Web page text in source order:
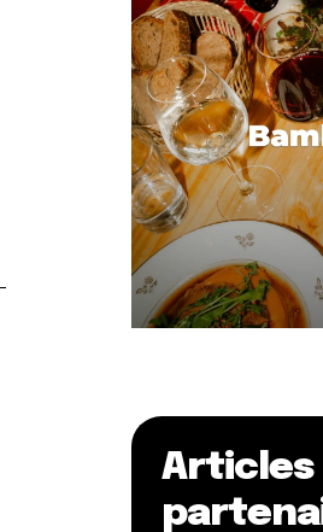
Articles